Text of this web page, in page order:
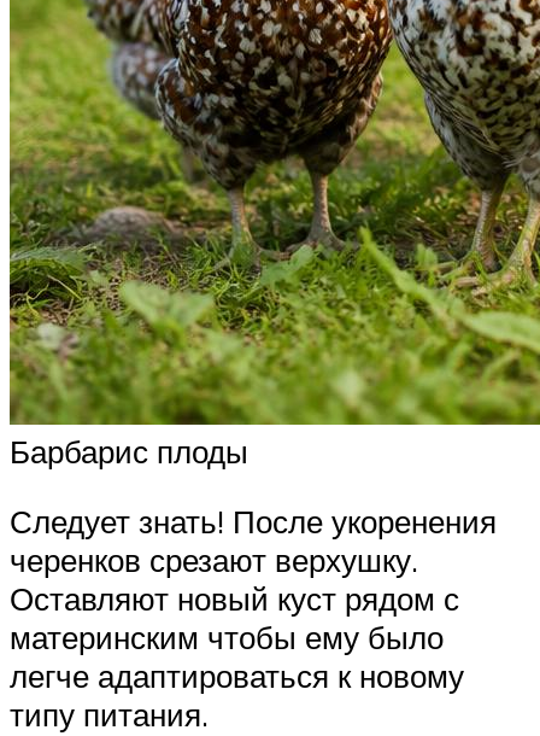
Барбарис плоды
Следует знать! После укоренения
черенков срезают верхушку.
Оставляют новый куст рядом с
материнским чтобы ему было
легче адаптироваться к новому
типу питания.